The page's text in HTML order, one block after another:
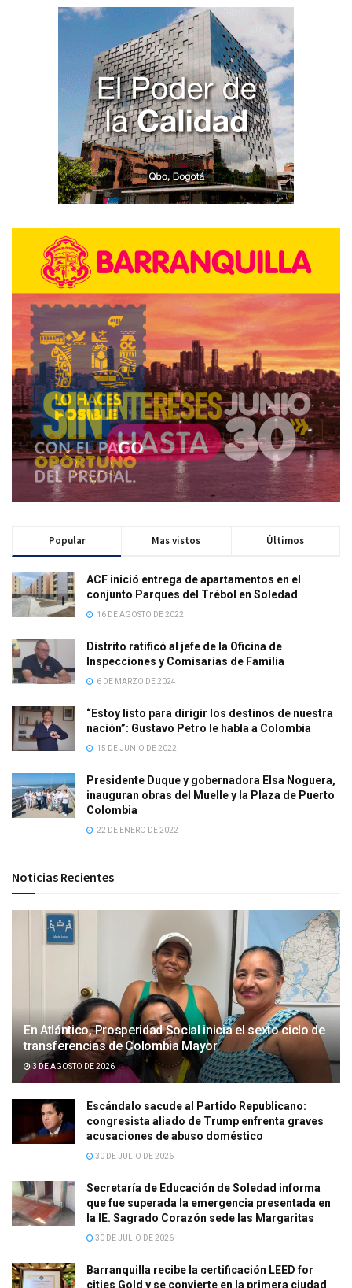
Popular Mas vistos Últimos
ACF inició entrega de apartamentos en el
conjunto Parques del Trébol en Soledad
16 DE AGOSTO DE 2022
Distrito ratificó al jefe de la Oficina de
Inspecciones y Comisarías de Familia
6 DE MARZO DE 2024
“Estoy listo para dirigir los destinos de nuestra
nación”: Gustavo Petro le habla a Colombia
15 DE JUNIO DE 2022
Presidente Duque y gobernadora Elsa Noguera,
inauguran obras del Muelle y la Plaza de Puerto
Colombia
22 DE ENERO DE 2022
Noticias Recientes
En Atlántico, Prosperidad Social inicia el sexto ciclo de
transferencias de Colombia Mayor
3 DE AGOSTO DE 2026
Escándalo sacude al Partido Republicano:
congresista aliado de Trump enfrenta graves
acusaciones de abuso doméstico
30 DE JULIO DE 2026
Secretaría de Educación de Soledad informa
que fue superada la emergencia presentada en
la IE. Sagrado Corazón sede las Margaritas
30 DE JULIO DE 2026
Barranquilla recibe la certificación LEED for
cities Gold y se convierte en la primera ciudad